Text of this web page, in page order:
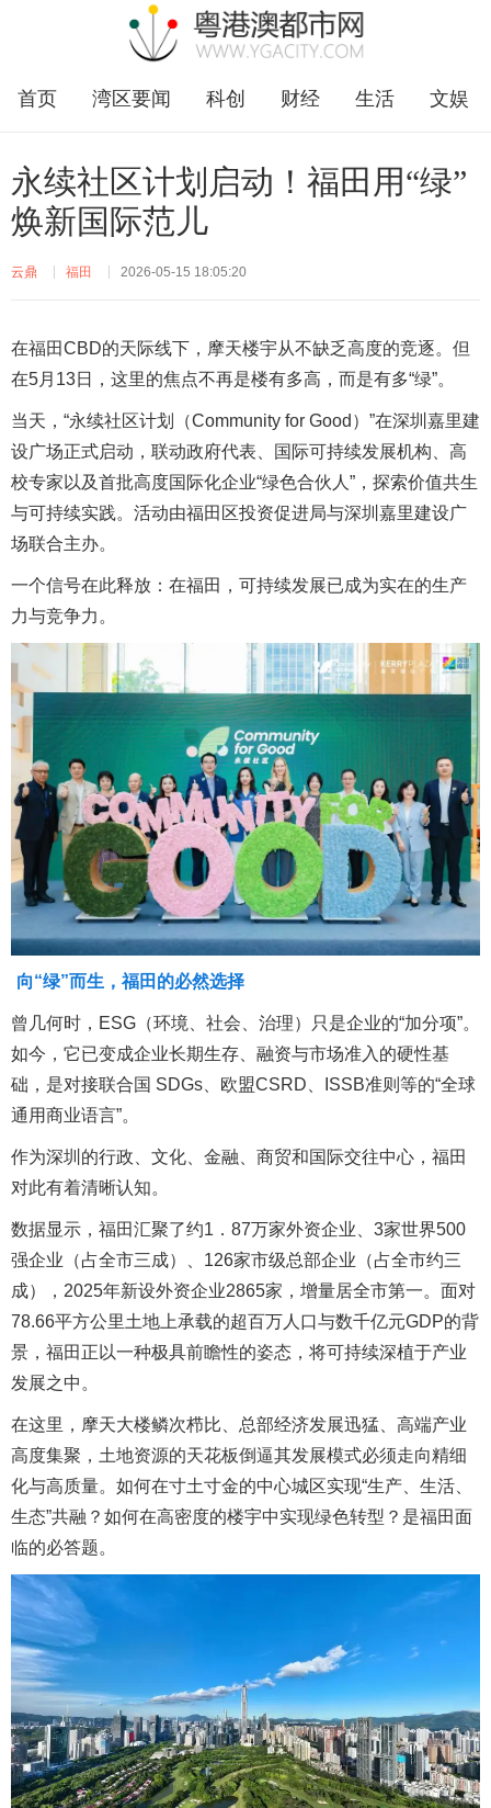
首页 湾区要闻 科创 财经 生活 文娱
企业 福田
永续社区计划启动！福田用“绿”
焕新国际范儿
云鼎 福田 2026-05-15 18:05:20
在福田CBD的天际线下，摩天楼宇从不缺乏高度的竞逐。但
在5月13日，这里的焦点不再是楼有多高，而是有多“绿”。
当天，“永续社区计划（Community for Good）”在深圳嘉里建
设广场正式启动，联动政府代表、国际可持续发展机构、高
校专家以及首批高度国际化企业“绿色合伙人”，探索价值共生
与可持续实践。活动由福田区投资促进局与深圳嘉里建设广
场联合主办。
一个信号在此释放：在福田，可持续发展已成为实在的生产
力与竞争力。
向“绿”而生，福田的必然选择
曾几何时，ESG（环境、社会、治理）只是企业的“加分项”。
如今，它已变成企业长期生存、融资与市场准入的硬性基
础，是对接联合国 SDGs、欧盟CSRD、ISSB准则等的“全球
通用商业语言”。
作为深圳的行政、文化、金融、商贸和国际交往中心，福田
对此有着清晰认知。
数据显示，福田汇聚了约1．87万家外资企业、3家世界500
强企业（占全市三成）、126家市级总部企业（占全市约三
成），2025年新设外资企业2865家，增量居全市第一。面对
78.66平方公里土地上承载的超百万人口与数千亿元GDP的背
景，福田正以一种极具前瞻性的姿态，将可持续深植于产业
发展之中。
在这里，摩天大楼鳞次栉比、总部经济发展迅猛、高端产业
高度集聚，土地资源的天花板倒逼其发展模式必须走向精细
化与高质量。如何在寸土寸金的中心城区实现“生产、生活、
生态”共融？如何在高密度的楼宇中实现绿色转型？是福田面
临的必答题。